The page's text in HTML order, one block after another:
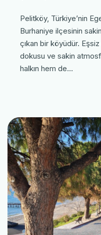
Pelitköy, Türkiye’nin
Burhaniye ilçesinin
çıkan bir köyüdür.
dokusu ve sakin
halkın hem de…